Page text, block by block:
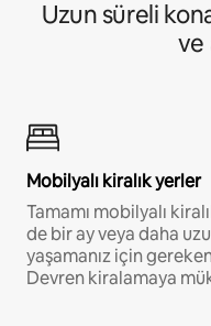
Uzun süreli
ve
Mobilyalı kiralık yerler
Tamamı mobilyalı
de bir ay veya daha
yaşamanız için
Devren kiralamaya